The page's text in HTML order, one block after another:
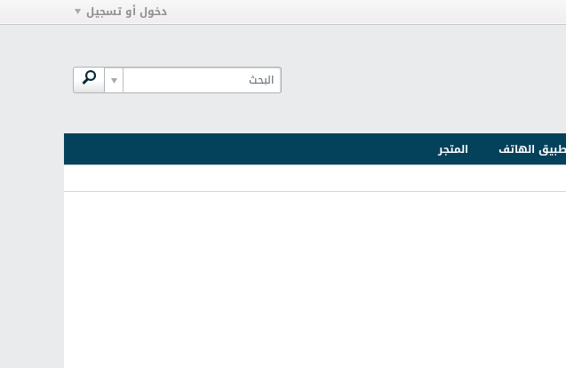
دخول أو تسجيل
الهاتف
المتجر